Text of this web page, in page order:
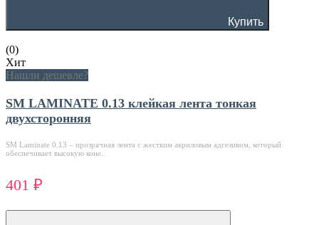
Купить
(0)
Хит
Нашли дешевле?
SM LAMINATE 0.13 клейкая лента тонкая
двухсторонняя
SM Laminate 0.13 – прозрачная лента с жестким акриловым адгезивом, который
обеспечивает высокую коне..
401 ₽